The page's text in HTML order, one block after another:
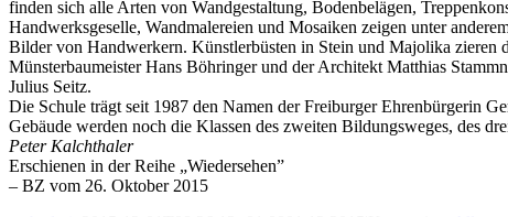
finden sich alle Arten von Wandgestaltung, Bodenbelägen,
Handwerksgeselle, Wandmalereien und Mosaiken zeigen unter
Bilder von Handwerkern. Künstlerbüsten in Stein und Majolika zieren
Münsterbaumeister Hans Böhringer und der Architekt Matthias
Julius Seitz.
Die Schule trägt seit 1987 den Namen der Freiburger Ehrenbürgerin
Gebäude werden noch die Klassen des zweiten Bildungsweges, des
Peter Kalchthaler
Erschienen in der Reihe „Wiedersehen”
– BZ vom 26. Oktober 2015